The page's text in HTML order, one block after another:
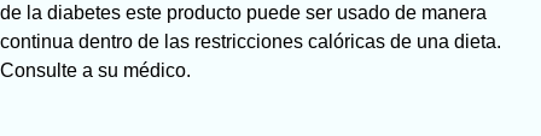
de la diabetes este producto puede ser usado de manera
continua dentro de las restricciones calóricas de una dieta.
Consulte a su médico.